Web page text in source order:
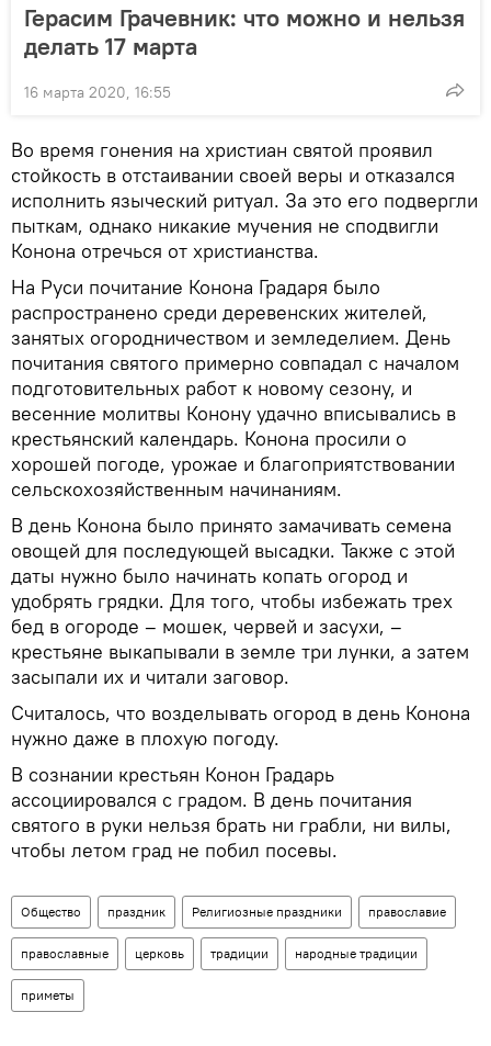
Герасим Грачевник: что можно и нельзя
делать 17 марта
16 марта 2020, 16:55
Во время гонения на христиан святой проявил
стойкость в отстаивании своей веры и отказался
исполнить языческий ритуал. За это его подвергли
пыткам, однако никакие мучения не сподвигли
Конона отречься от христианства.
На Руси почитание Конона Градаря было
распространено среди деревенских жителей,
занятых огородничеством и земледелием. День
почитания святого примерно совпадал с началом
подготовительных работ к новому сезону, и
весенние молитвы Конону удачно вписывались в
крестьянский календарь. Конона просили о
хорошей погоде, урожае и благоприятствовании
сельскохозяйственным начинаниям.
В день Конона было принято замачивать семена
овощей для последующей высадки. Также с этой
даты нужно было начинать копать огород и
удобрять грядки. Для того, чтобы избежать трех
бед в огороде – мошек, червей и засухи, –
крестьяне выкапывали в земле три лунки, а затем
засыпали их и читали заговор.
Считалось, что возделывать огород в день Конона
нужно даже в плохую погоду.
В сознании крестьян Конон Градарь
ассоциировался с градом. В день почитания
святого в руки нельзя брать ни грабли, ни вилы,
чтобы летом град не побил посевы.
Общество праздник Религиозные праздники православие
православные церковь традиции народные традиции
приметы